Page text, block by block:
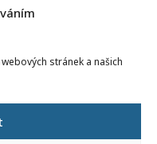
stránek a našich
pedagogický institut ČR
náměstí 25